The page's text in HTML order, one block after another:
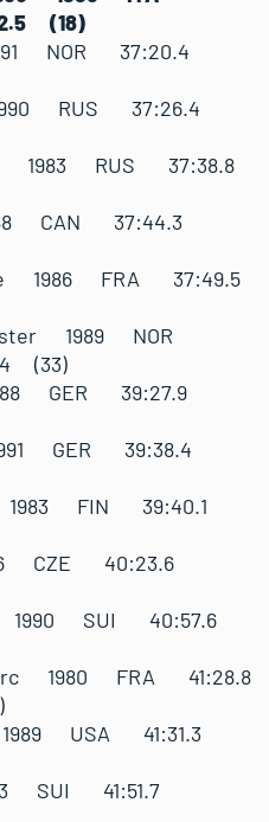
(18)
NOR 37:20.4
RUS 37:26.4
1983 RUS 37:38.8
CAN 37:44.3
1986 FRA 37:49.5
1989 NOR
(33)
GER 39:27.9
GER 39:38.4
1983 FIN 39:40.1
CZE 40:23.6
1990 SUI 40:57.6
1980 FRA 41:28.8
USA 41:31.3
SUI 41:51.7